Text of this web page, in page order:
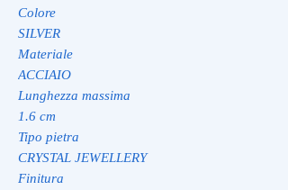
Colore
SILVER
Materiale
ACCIAIO
Lunghezza massima
1.6 cm
Tipo pietra
CRYSTAL JEWELLERY
Finitura